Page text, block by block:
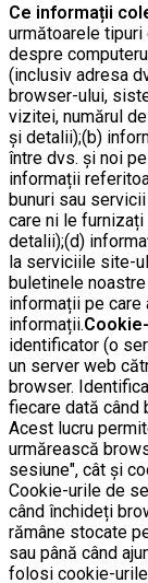
Ce informații
următoarele
despre
(inclusiv adresa
browser-ului,
vizitei, numărul
și detalii);(b)
între dvs. și noi
informații
bunuri sau
care ni le
detalii);(d)
la serviciile site-
buletinele
informații pe
informații.
identificator (o
un server web
browser.
fiecare dată când
Acest lucru
urmărească
sesiune", cât și
Cookie-urile de
când închideți
rămâne stocate
sau până când
folosi cookie-